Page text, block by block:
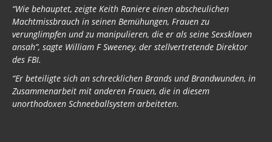
“Wie behauptet, zeigte Keith Raniere einen abscheulichen
Machtmissbrauch in seinen Bemühungen, Frauen zu
verunglimpfen und zu manipulieren, die er als seine Sexsklaven
ansah”, sagte William F Sweeney, der stellvertretende Direktor
des FBI.
“Er beteiligte sich an schrecklichen Brands und Brandwunden, in
Zusammenarbeit mit anderen Frauen, die in diesem
unorthodoxen Schneeballsystem arbeiteten.